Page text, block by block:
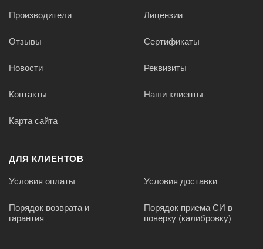
Производители Лицензии
Отзывы Сертификаты
Новости Реквизиты
Контакты Наши клиенты
Карта сайта
ДЛЯ КЛИЕНТОВ
Условия оплаты Условия доставки
Порядок возврата и
гарантия
Порядок приема СИ в
поверку (калибровку)